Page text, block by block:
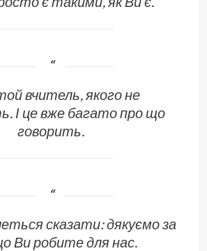
вчитель, якого не
І це вже багато про що
говорить.
сказати: дякуємо за
Ви робите для нас.